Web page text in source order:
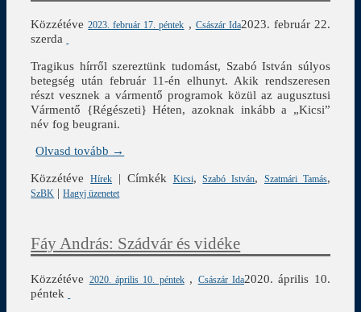
Közzétéve2023. február 17. péntek , Császár Ida2023. február 22.
szerda
Tragikus hírről szereztünk tudomást, Szabó István súlyos
betegség után február 11-én elhunyt. Akik rendszeresen
részt vesznek a vármentő programok közül az augusztusi
Vármentő {Régészeti} Héten, azoknak inkább a „Kicsi”
név fog beugrani.
Olvasd tovább →
Közzétéve
Hírek | Címkék Kicsi,Szabó István,Szatmári Tamás,
SzBK |Hagyj üzenetet
Fáy András: Szádvár és vidéke
Közzétéve 2020. április 10. péntek , Császár Ida2020. április 10.
péntek